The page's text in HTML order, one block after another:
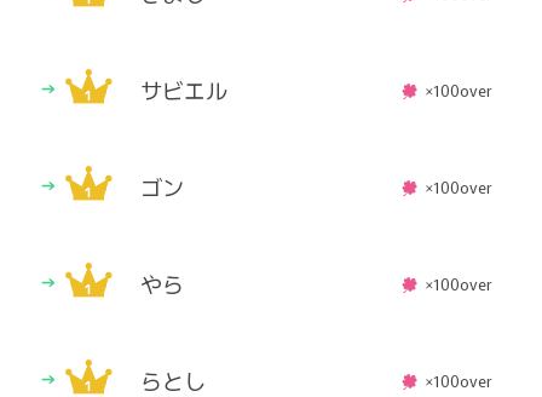
サビエル ×100over
ゴン ×100over
やら ×100over
らとし ×100over